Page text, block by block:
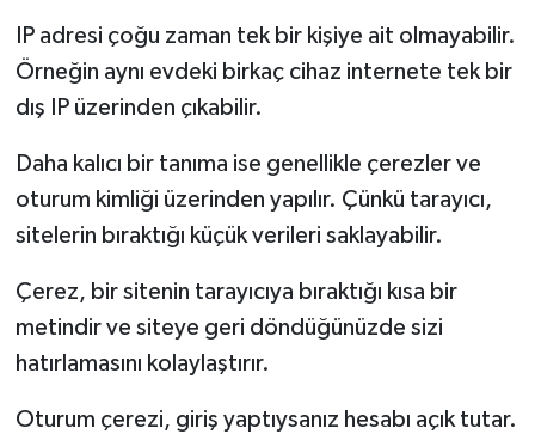
IP adresi çoğu zaman tek bir kişiye ait olmayabilir.
Örneğin aynı evdeki birkaç cihaz internete tek bir
dış IP üzerinden çıkabilir.
Daha kalıcı bir tanıma ise genellikle çerezler ve
oturum kimliği üzerinden yapılır. Çünkü tarayıcı,
sitelerin bıraktığı küçük verileri saklayabilir.
Çerez, bir sitenin tarayıcıya bıraktığı kısa bir
metindir ve siteye geri döndüğünüzde sizi
hatırlamasını kolaylaştırır.
Oturum çerezi, giriş yaptıysanız hesabı açık tutar.